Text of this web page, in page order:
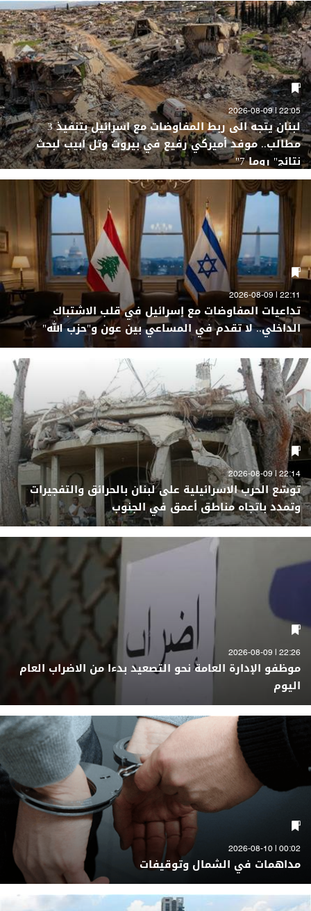
22:05 | 2026-08-09
لبنان يتجه الى ربط المفاوضات مع اسرائيل بتنفيذ 3
مطالب.. موفد أميركي رفيع في بيروت وتل ابيب لبحث
نتائج" روما 7"
22:11 | 2026-08-09
تداعيات المفاوضات مع إسرائيل في قلب الاشتباك
الداخلي.. لا تقدم في المساعي بين عون و"حزب الله"
22:14 | 2026-08-09
توسّع الحرب الاسرائيلية على لبنان بالحرائق والتفجيرات
وتمدد باتجاه مناطق أعمق في الجنوب
22:26 | 2026-08-09
موظفو الإدارة العامة نحو التصعيد بدءا من الاضراب العام
اليوم
00:02 | 2026-08-10
مداهمات في الشمال وتوقيفات